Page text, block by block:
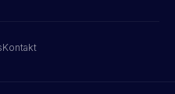
Kontakt